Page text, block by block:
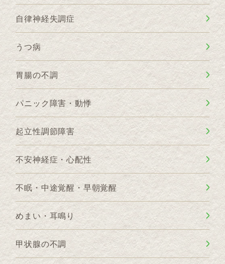
自律神経失調症
うつ病
胃腸の不調
パニック障害・動悸
起立性調節障害
不安神経症・心配性
不眠・中途覚醒・早朝覚醒
めまい・耳鳴り
甲状腺の不調